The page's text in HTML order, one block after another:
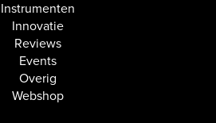
Instrumenten
Innovatie
Reviews
Events
Overig
Webshop